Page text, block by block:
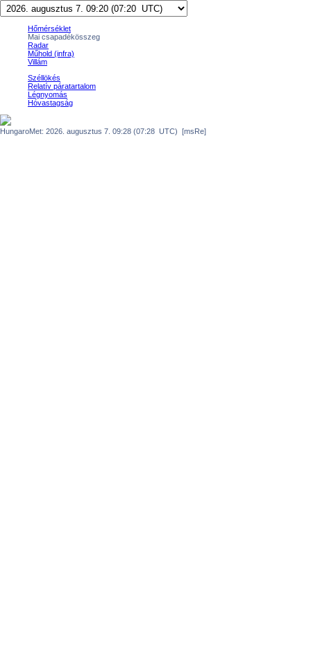
Hőmérséklet
Mai csapadékösszeg
Radar
Műhold (infra)
Villám
Széllökés
Relatív páratartalom
Légnyomás
Hóvastagság
HungaroMet: 2026. augusztus 7. 09:28 (07:28 UTC) [msRe]